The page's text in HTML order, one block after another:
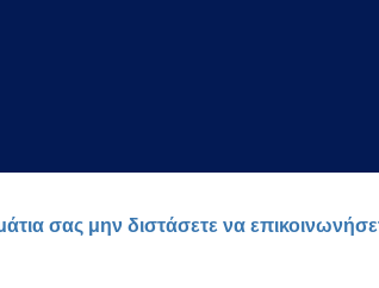
σας μην διστάσετε να